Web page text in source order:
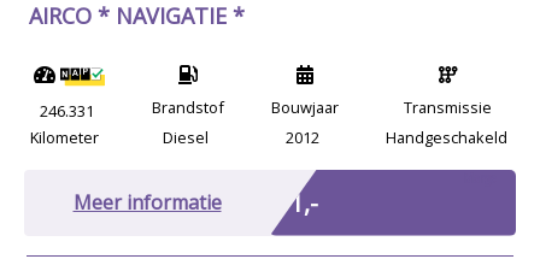
AIRCO * NAVIGATIE *
246.331
Kilometer
Brandstof
Diesel
Bouwjaar
2012
Transmissie
Handgeschakeld
Meer informatie € 1,-